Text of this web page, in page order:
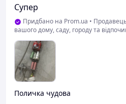
Супер
Придбано на Prom.ua •
вашого дому, саду, городу та
Поличка чудова